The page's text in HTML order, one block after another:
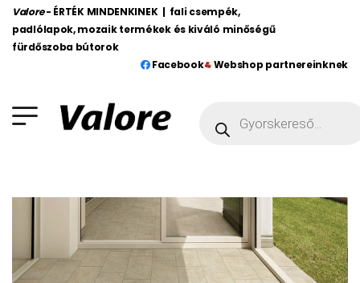
Valore - ÉRTÉK MINDENKINEK | fali csempék,
padlólapok, mozaik termékek és kiváló minőségű
fürdőszoba bútorok
Facebook
Webshop partnereinknek